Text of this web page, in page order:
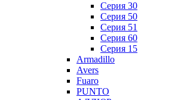
Серия 30
Серия 50
Серия 51
Серия 60
Серия 15
Armadillo
Avers
Fuaro
PUNTO